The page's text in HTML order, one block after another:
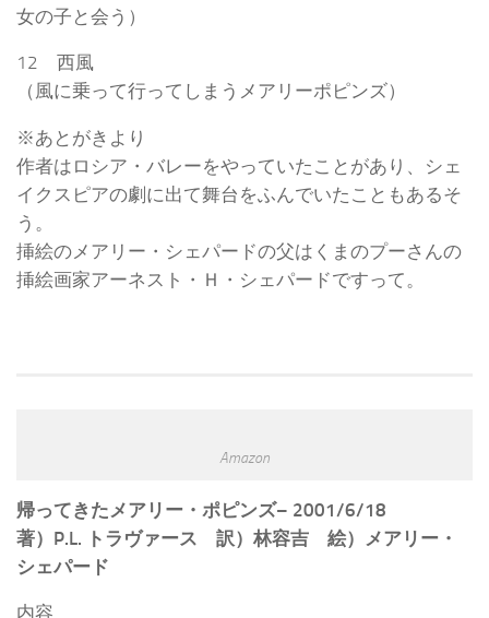
女の子と会う）
12 西風
（風に乗って行ってしまうメアリーポピンズ）
※あとがきより
作者はロシア・バレーをやっていたことがあり、シェ
イクスピアの劇に出て舞台をふんでいたこともあるそ
う。
挿絵のメアリー・シェパードの父はくまのプーさんの
挿絵画家アーネスト・Ｈ・シェパードですって。
Amazon
帰ってきたメアリー・ポピンズ– 2001/6/18
著）P.L. トラヴァース 訳）林容吉 絵）メアリー・
シェパード
内容